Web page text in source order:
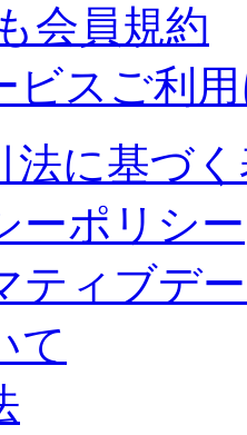
会員規約
ビスご利
法に基づ
ーポリシー
ティブデ
て